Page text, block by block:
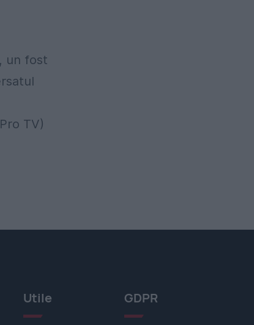
un fost
TV)
Utile GDPR